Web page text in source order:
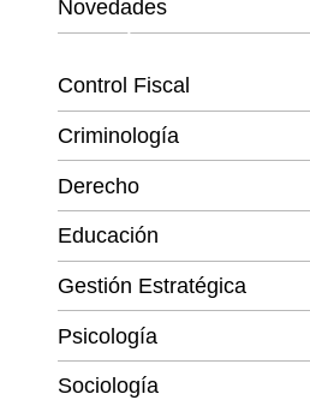
Novedades
Categorías
Control Fiscal
Criminología
Derecho
Educación
Gestión Estratégica
Psicología
Sociología